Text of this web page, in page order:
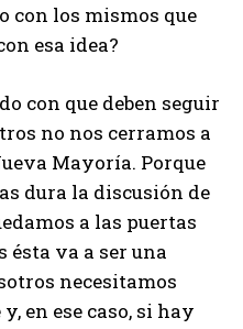
con los mismos que
esa idea?
con que deben seguir
no nos cerramos a
Mayoría. Porque
dura la discusión de
a las puertas
ésta va a ser una
necesitamos
en ese caso, si hay